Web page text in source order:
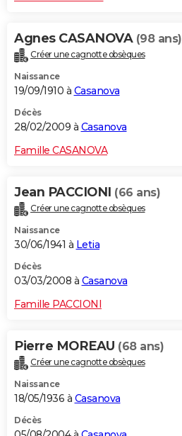
Agnes CASANOVA (98 ans)
Créer une cagnotte obsèques
Naissance
19/09/1910 à Casanova
Décès
28/02/2009 à Casanova
Famille CASANOVA
Jean PACCIONI (66 ans)
Créer une cagnotte obsèques
Naissance
30/06/1941 à Letia
Décès
03/03/2008 à Casanova
Famille PACCIONI
Pierre MOREAU (68 ans)
Créer une cagnotte obsèques
Naissance
18/05/1936 à Casanova
Décès